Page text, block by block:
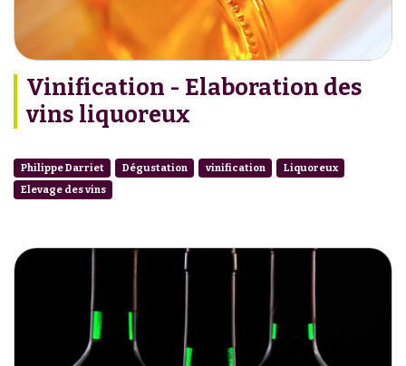
Vinification - Elaboration des
vins liquoreux
Philippe Darriet Dégustation vinification
Liquoreux
Elevage des vins